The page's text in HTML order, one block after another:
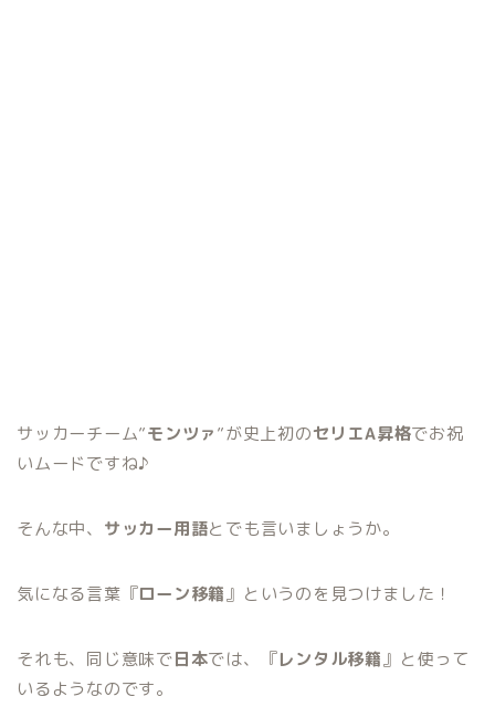
サッカーチーム”モンツァ”が史上初のセリエA昇格でお祝
いムードですね♪
そんな中、 サッカー用語とでも言いましょうか。
気になる言葉『ローン移籍』というのを見つけました！
それも、同じ意味で日本では、『レンタル移籍』と使って
いるようなのです。